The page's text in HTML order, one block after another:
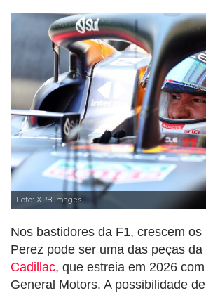
Foto: XPB Images
Nos bastidores da F1, crescem
Perez pode ser uma das peças
Cadillac, que estreia em 2026
General Motors. A possibilidade